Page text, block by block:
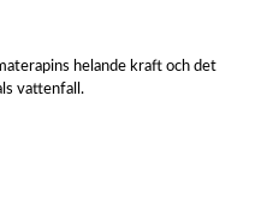
helande kraft och det
vattenfall.